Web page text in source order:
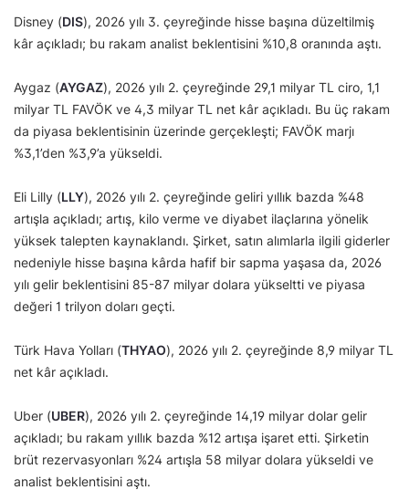
Disney (DIS), 2026 yılı 3. çeyreğinde hisse başına düzeltilmiş
kâr açıkladı; bu rakam analist beklentisini %10,8 oranında aştı.
Aygaz (AYGAZ), 2026 yılı 2. çeyreğinde 29,1 milyar TL ciro, 1,1
milyar TL FAVÖK ve 4,3 milyar TL net kâr açıkladı. Bu üç rakam
da piyasa beklentisinin üzerinde gerçekleşti; FAVÖK marjı
%3,1’den %3,9’a yükseldi.
Eli Lilly (LLY), 2026 yılı 2. çeyreğinde geliri yıllık bazda %48
artışla açıkladı; artış, kilo verme ve diyabet ilaçlarına yönelik
yüksek talepten kaynaklandı. Şirket, satın alımlarla ilgili giderler
nedeniyle hisse başına kârda hafif bir sapma yaşasa da, 2026
yılı gelir beklentisini 85-87 milyar dolara yükseltti ve piyasa
değeri 1 trilyon doları geçti.
Türk Hava Yolları (THYAO), 2026 yılı 2. çeyreğinde 8,9 milyar TL
net kâr açıkladı.
Uber (UBER), 2026 yılı 2. çeyreğinde 14,19 milyar dolar gelir
açıkladı; bu rakam yıllık bazda %12 artışa işaret etti. Şirketin
brüt rezervasyonları %24 artışla 58 milyar dolara yükseldi ve
analist beklentisini aştı.